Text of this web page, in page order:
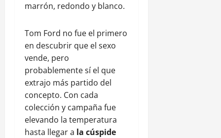
marrón, redondo y blanco.
Tom Ford no fue el primero
en descubrir que el sexo
vende, pero
probablemente sí el que
extrajo más partido del
concepto. Con cada
colección y campaña fue
elevando la temperatura
hasta llegar a la cúspide